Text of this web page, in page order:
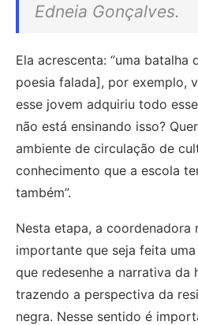
Edneia Gonçalves.
Ela acrescenta: “uma batalha
poesia falada], por exemplo,
esse jovem adquiriu todo
não está ensinando isso?
ambiente de circulação de
conhecimento que a escola
também”.
Nesta etapa, a coordenadora
importante que seja feita
que redesenhe a narrativa da
trazendo a perspectiva da
negra. Nesse sentido é